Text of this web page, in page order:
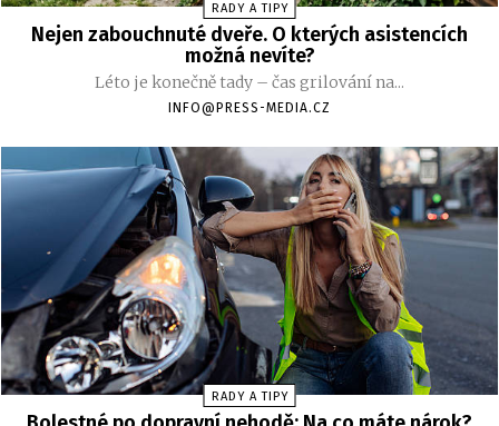
RADY A TIPY
Nejen zabouchnuté dveře. O kterých asistencích
možná nevíte?
Léto je konečně tady – čas grilování na...
INFO@PRESS-MEDIA.CZ
RADY A TIPY